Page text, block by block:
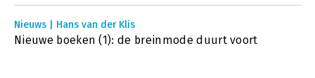
Nieuws | Hans van der Klis
Nieuwe boeken (1): de breinmode duurt voort